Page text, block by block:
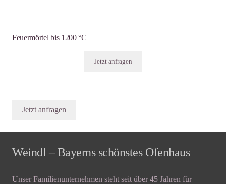
Feuermörtel bis 1200 °C
Jetzt anfragen
Jetzt anfragen
Weindl – Bayerns schönstes Ofenhaus
Unser Familienunternehmen steht seit über 45 Jahren für